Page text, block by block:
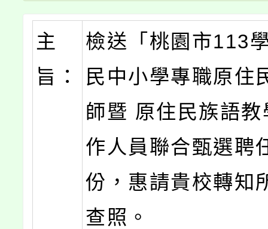
主
旨：
檢送「桃園市113
民中小學專職原住
師暨 原住民族語
作人員聯合甄選聘
份，惠請貴校轉知
查照。